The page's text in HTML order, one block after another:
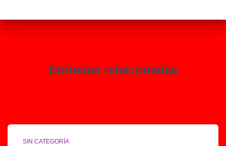
Entradas relacionadas
SIN CATEGORÍA